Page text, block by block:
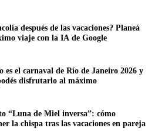
después de las vacaciones? Planeá
viaje con la IA de Google
es el carnaval de Río de Janeiro 2026 y
“Luna de Miel inversa”: cómo
la chispa tras las vacaciones en pareja